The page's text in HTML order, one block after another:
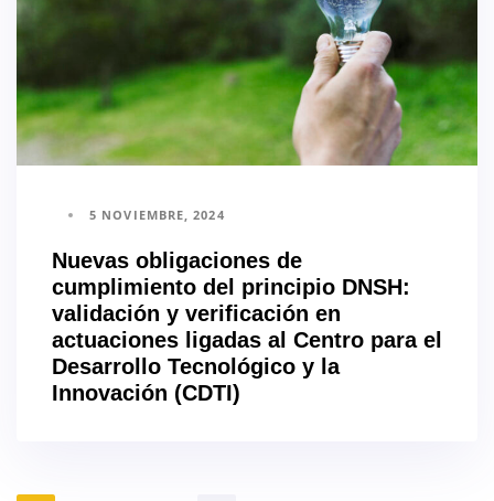
5 NOVIEMBRE, 2024
Nuevas obligaciones de
cumplimiento del principio DNSH:
validación y verificación en
actuaciones ligadas al Centro para el
Desarrollo Tecnológico y la
Innovación (CDTI)